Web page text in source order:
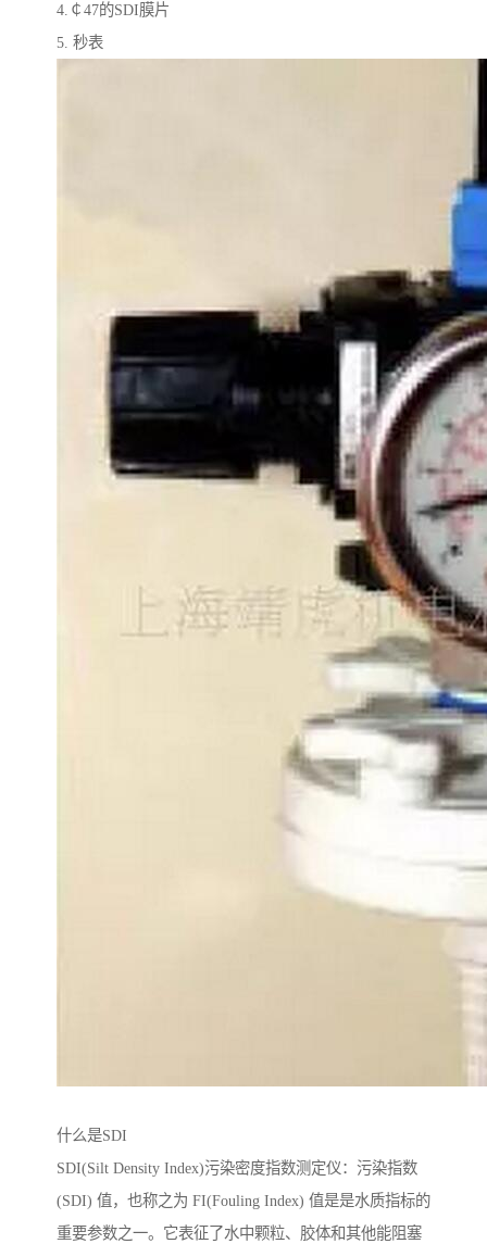
4.￠47的SDI膜片
5. 秒表
什么是SDI
SDI(Silt Density Index)污染密度指数测定仪：污染指数
(SDI) 值，也称之为 FI(Fouling Index) 值是是水质指标的
重要参数之一。它表征了水中颗粒、胶体和其他能阻塞